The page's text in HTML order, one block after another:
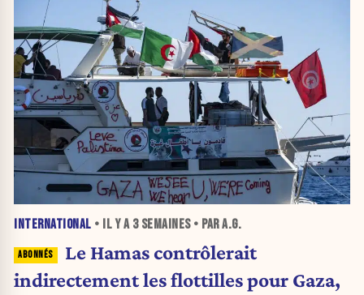
INTERNATIONAL • IL Y A 3 SEMAINES• PAR A.G.
Le Hamas contrôlerait
indirectement les flottilles pour Gaza,